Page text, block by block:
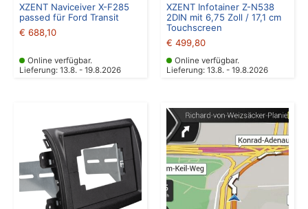
XZENT Naviceiver X-F285
passed für Ford Transit
€ 688,10
Online verfügbar.
Lieferung: 13.8. - 19.8.2026
XZENT Infotainer Z-N538
2DIN mit 6,75 Zoll / 17,1 cm
Touchscreen
€ 499,80
Online verfügbar.
Lieferung: 13.8. - 19.8.2026